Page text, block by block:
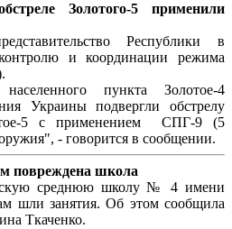
Золотого-5 применили
Республики в
и координации режима
пункта Золотое-4
Украины подвергли обстрелу
5 с применением СПГ-9 (5
- говорится в сообщении.
повреждена школа
среднюю школу № 4 имени
шли занятия. Об этом сообщила
Ткаченко.